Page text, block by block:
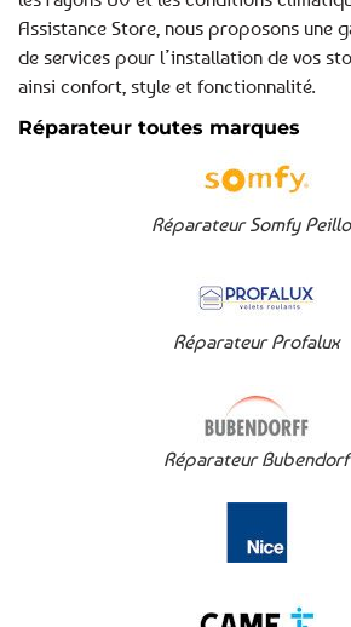
Assistance Store, nous proposons une
de services pour l’installation de vos
ainsi confort, style et fonctionnalité.
Réparateur toutes marques
Réparateur Somfy
Réparateur Profalux
Réparateur Bubendorf